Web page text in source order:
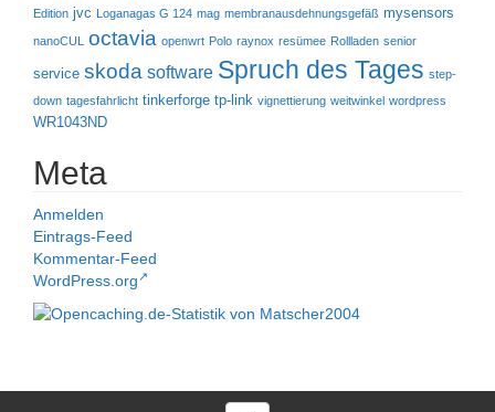
Edition jvc Loganagas G 124 mag membranausdehnungsgefäß mysensors
nanoCUL octavia openwrt Polo raynox resümee Rollladen senior
service skoda software Spruch des Tages step-
down tagesfahrlicht tinkerforge tp-link vignettierung weitwinkel wordpress
WR1043ND
Meta
Anmelden
Eintrags-Feed
Kommentar-Feed
WordPress.org